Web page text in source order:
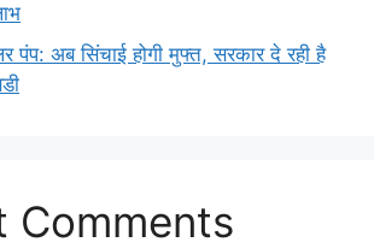
पंप: अब सिंचाई होगी मुफ्त, सरकार दे रही है
Comments